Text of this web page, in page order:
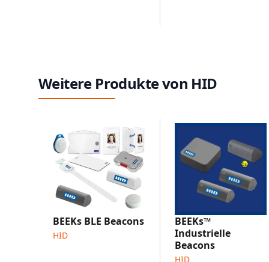
Weitere Produkte von HID
BEEKs BLE Beacons
HID
BEEKs™
Industrielle
Beacons
HID